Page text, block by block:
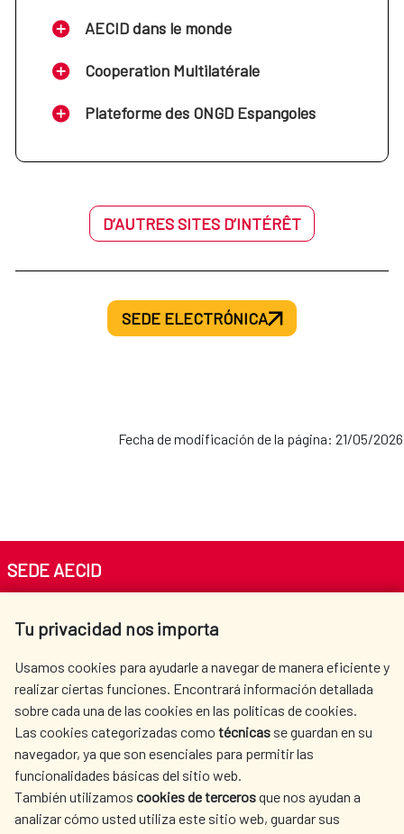
AECID dans le monde
Cooperation Multilatérale
Plateforme des ONGD Espangoles
D’AUTRES SITES D’INTÉRÊT
SEDE ELECTRÓNICA
Fecha de modificación de la página: 21/05/2026
Tu privacidad nos importa
Usamos cookies para ayudarle a navegar de manera eficiente y
realizar ciertas funciones. Encontrará información detallada
sobre cada una de las cookies en las políticas de cookies.
Las cookies categorizadas como técnicas se guardan en su
navegador, ya que son esenciales para permitir las
funcionalidades básicas del sitio web.
También utilizamos cookies de tercerosque nos ayudan a
analizar cómo usted utiliza este sitio web, guardar sus
SEDE AECID
Tel. +34 900 20 30 54​​​​​​​
AECID
OÙ NOUS COOPÉRONS
L'ACTION HUMANITAIRE
ESPAGNOLE
SALLE DE PRESSE
CULTURE ET SCIENCE BIBLIOTHÈQUE